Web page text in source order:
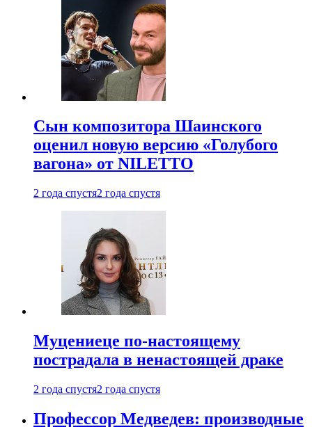
Сын композитора Шаинского
оценил новую версию «Голубого
вагона» от NILETTO
2 года спустя2 года спустя
Муцениеце по-настоящему
пострадала в ненастоящей драке
2 года спустя2 года спустя
Профессор Медведев: производные